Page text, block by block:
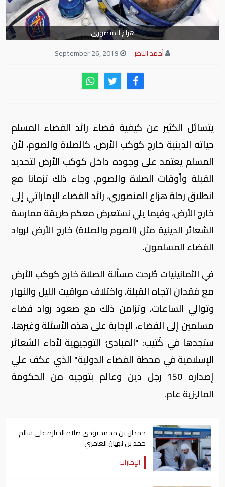
هزاع المنصوري
أحمد الناظر
يتسائل الكثير عن كيفية قضاء رائد الفضاء المسلم
حياته الدينية خارج كوكب الأرض، كالصلاة والصوم، لأن
المسلم يعتمد على وجوده داخل كوكب الأرض لتحديد
القبلة وأوقات الصلاة والصوم، وجاء ذلك تزمانًا مع
انطلاق رحلة هزاع المنصوري، رائد الفضاء الإماراتي إلى
خارج الأرض، وفيما يلي نستعرض معكم طريقة ممارسة
الشعائر الدينية مثل (الصوم والصلاة) خارج الأرض لرواد
الفضاء المسلمون.
في الثمانينيات طُرحت مسألة الصلاة خارج كوكب الأرض
مع فقدان اتجاه القبلة، واختلاف مواقيت الليل والنهار
وتوالي الساعات، وتزامن ذلك مع صعود رواد فضاء
مسلمين إلى الفضاء، الإجابة على هذه الأسئلة وغيرها،
ستجدها في كُتيب: "المبادئ التوجيهية لأداء الشعائر
الإسلامية في محطة الفضاء الدولية" الذي عكف علي
إصداره 150 رجل دين وعالم بتوجيه من الحكومة
الماليزية عام.
حمدان بن محمد يؤدي صلاة الجنازة على سالم
حمد بن نهيان العامري
الإمارات